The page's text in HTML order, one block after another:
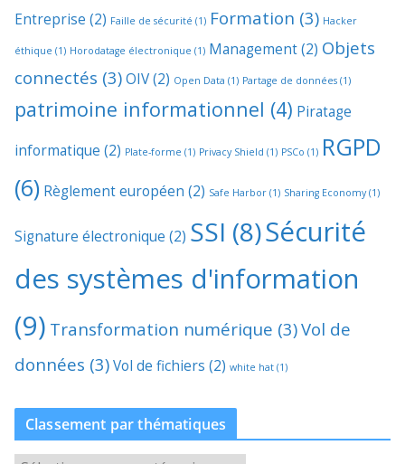
Entreprise (2) Faille de sécurité (1) Formation (3) Hacker
éthique (1) Horodatage électronique (1) Management(2) Objets
connectés (3)OIV(2) Open Data (1) Partage de données (1)
patrimoine informationnel (4) Piratage
informatique (2) Plate-forme (1) Privacy Shield (1) PSCo (1) RGPD
(6) Règlement européen (2) Safe Harbor (1) Sharing Economy(1)
Signature électronique (2) SSI (8)Sécurité
des systèmes d'information
(9) Transformation numérique (3)Vol de
données (3)Vol de fichiers (2) white hat (1)
Classement par thématiques